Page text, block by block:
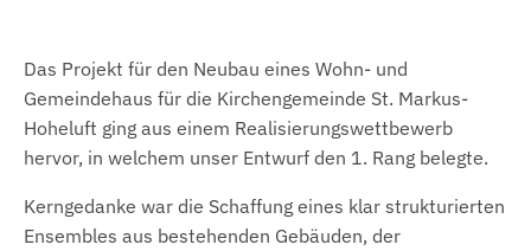
Das Projekt für den Neubau eines Wohn- und
Gemeindehaus für die Kirchengemeinde St. Markus-
Hoheluft ging aus einem Realisierungswettbewerb
hervor, in welchem unser Entwurf den 1. Rang belegte.
Kerngedanke war die Schaffung eines klar strukturierten
Ensembles aus bestehenden Gebäuden, der